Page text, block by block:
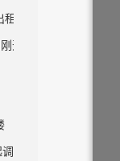
开始
整住